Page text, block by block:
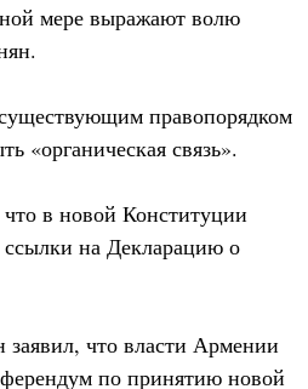
мере выражают волю
правопорядком
«органическая связь».
в новой Конституции
на Декларацию о
что власти Армении
по принятию новой